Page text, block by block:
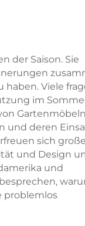
der Saison. Sie
haben. Viele
im
und deren
sich
und Design
und
problemlos